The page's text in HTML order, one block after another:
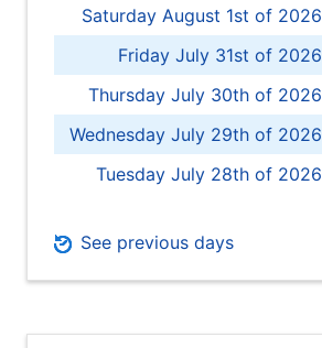
Saturday August 1st of 2026
Friday July 31st of 2026
Thursday July 30th of 2026
Wednesday July 29th of 2026
Tuesday July 28th of 2026
See previous days